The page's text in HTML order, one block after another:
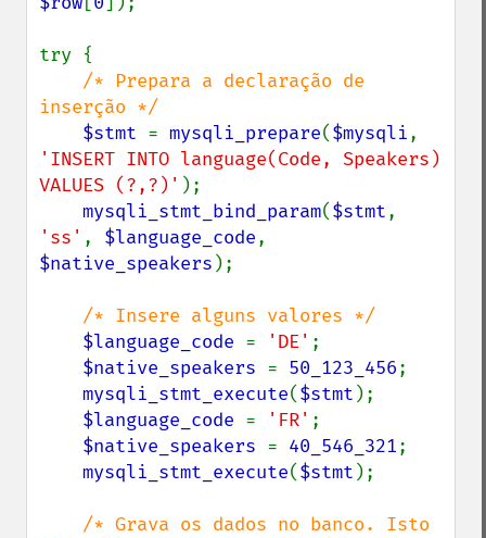
try {
/* Prepara a declaração de
inserção */
$stmt = mysqli_prepare($mysqli
'INSERT INTO language(Code, Speakers)
VALUES (?,?)' );
mysqli_stmt_bind_param($stmt
'ss' , $language_code
$native_speakers );
/* Insere alguns valores */
$language_code = 'DE' ;
$native_speakers = 50_123_456;
mysqli_stmt_execute($stmt );
$language_code = 'FR' ;
$native_speakers = 40_546_321;
mysqli_stmt_execute($stmt );
/* Grava os dados no banco. Isto